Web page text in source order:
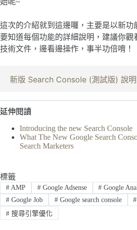
始呢~
這次的介紹就到這邊囉，主要是以新功
要知道每個功能的詳細說明，建議你觀
技術文件，邊看邊操作，事半功倍唷！
新版 Search Console (測試版) 說
延伸閱讀
Introducing the new Search Console
What The New Google Search
Search Marketers
標籤
#AMP #Google Adsense # Google
#Google Job #Google search console #
#搜尋引擎優化